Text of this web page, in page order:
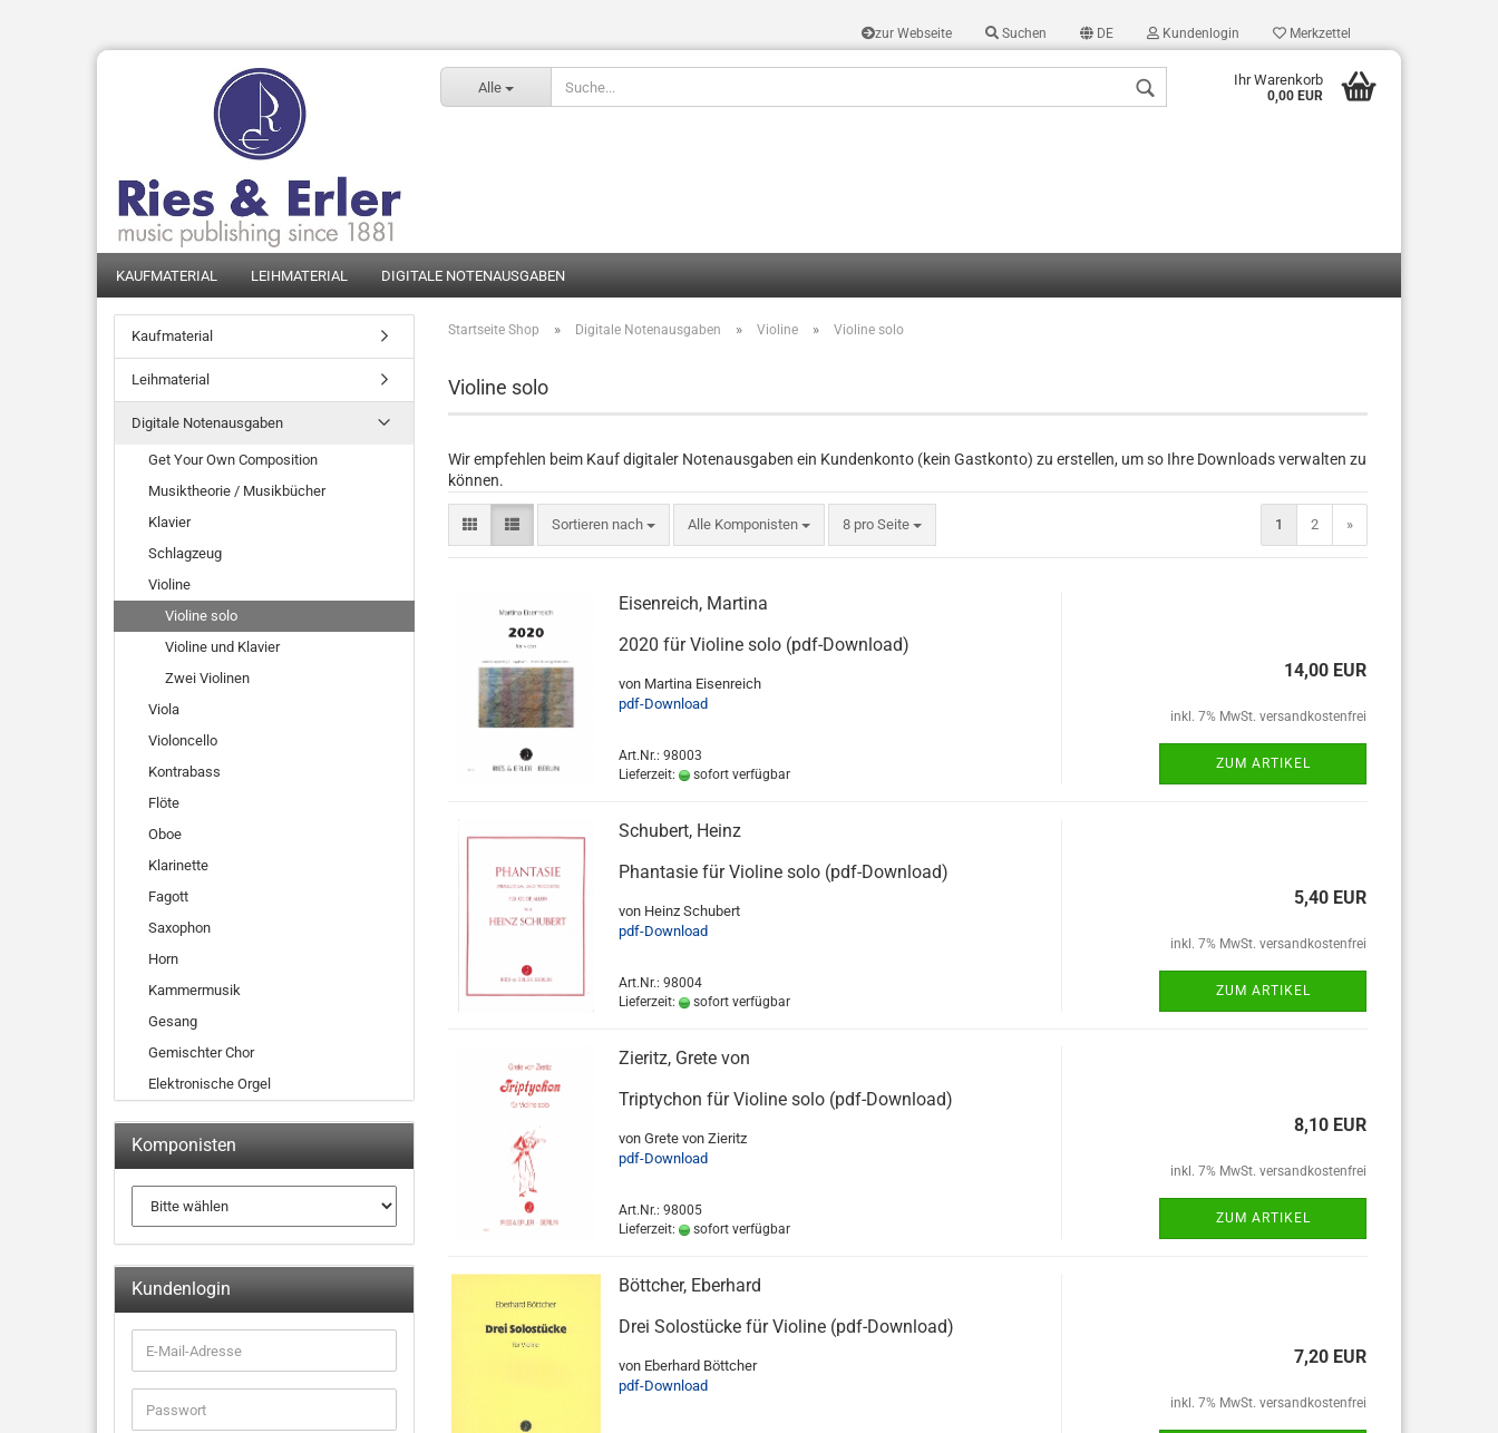
zur Webseite Suchen DE Kundenlogin Merkzettel
Alle Ihr Warenkorb
0,00 EUR
KAUFMATERIAL LEIHMATERIAL DIGITALE NOTENAUSGABEN
Startseite Shop » Digitale Notenausgaben » Violine » Violine solo
Violine solo
Wir empfehlen beim Kauf digitaler Notenausgaben ein Kundenkonto (kein Gastkonto) zu erstellen, um so Ihre Downloads verwalten zu
können.
Sortieren nach Alle Komponisten 8 pro Seite 1 2 »
Eisenreich, Martina
2020 für Violine solo (pdf-Download)
von Martina Eisenreich
pdf-Download
Art.Nr.: 98003
Lieferzeit:
sofort verfügbar
14,00 EUR
inkl. 7% MwSt. versandkostenfrei
ZUM ARTIKEL
Schubert, Heinz
Phantasie für Violine solo (pdf-Download)
von Heinz Schubert
pdf-Download
Art.Nr.: 98004
Lieferzeit:
sofort verfügbar
5,40 EUR
inkl. 7% MwSt. versandkostenfrei
ZUM ARTIKEL
Zieritz, Grete von
Triptychon für Violine solo (pdf-Download)
von Grete von Zieritz
pdf-Download
Art.Nr.: 98005
Lieferzeit:
sofort verfügbar
8,10 EUR
inkl. 7% MwSt. versandkostenfrei
ZUM ARTIKEL
Böttcher, Eberhard
Drei Solostücke für Violine (pdf-Download)
von Eberhard Böttcher
pdf-Download
7,20 EUR
inkl. 7% MwSt. versandkostenfrei
Kaufmaterial
Leihmaterial
Digitale Notenausgaben
Get Your Own Composition
Musiktheorie / Musikbücher
Klavier
Schlagzeug
Violine
Violine solo
Violine und Klavier
Zwei Violinen
Viola
Violoncello
Kontrabass
Flöte
Oboe
Klarinette
Fagott
Saxophon
Horn
Kammermusik
Gesang
Gemischter Chor
Elektronische Orgel
Komponisten
Kundenlogin